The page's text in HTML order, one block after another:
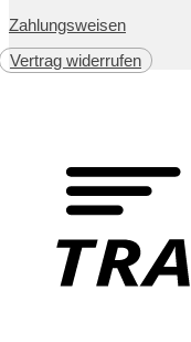
Zahlungsweisen
Vertrag widerrufen